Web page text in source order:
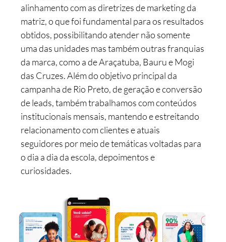
alinhamento com as diretrizes de marketing da
matriz, o que foi fundamental para os resultados
obtidos, possibilitando atender não somente
uma das unidades mas também outras franquias
da marca, como a de Araçatuba, Bauru e Mogi
das Cruzes. Além do objetivo principal da
campanha de Rio Preto, de geração e conversão
de leads, também trabalhamos com conteúdos
institucionais mensais, mantendo e estreitando
relacionamento com clientes e atuais
seguidores por meio de temáticas voltadas para
o dia a dia da escola, depoimentos e
curiosidades.